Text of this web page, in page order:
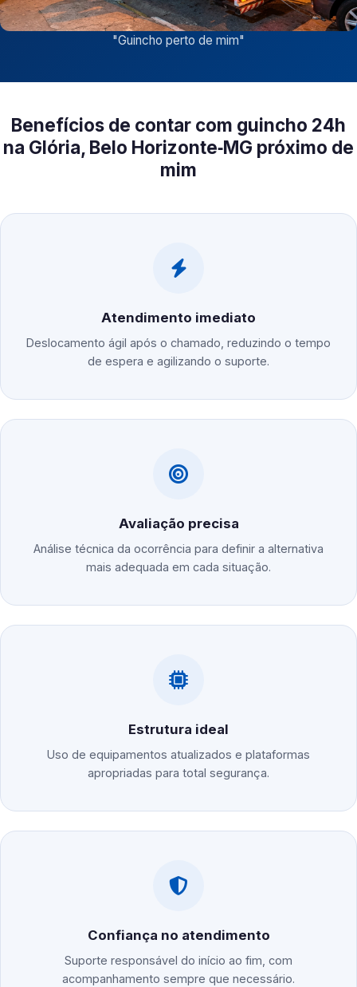
"Guincho perto de mim"
Benefícios de contar com guincho 24h
na Glória, Belo Horizonte‑MG próximo de
mim
Atendimento imediato
Deslocamento ágil após o chamado, reduzindo o tempo
de espera e agilizando o suporte.
Avaliação precisa
Análise técnica da ocorrência para definir a alternativa
mais adequada em cada situação.
Estrutura ideal
Uso de equipamentos atualizados e plataformas
apropriadas para total segurança.
Confiança no atendimento
Suporte responsável do início ao fim, com
acompanhamento sempre que necessário.